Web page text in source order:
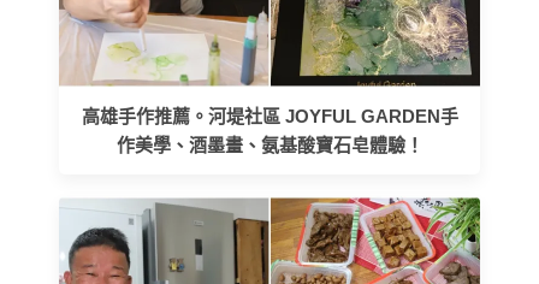
高雄手作推薦。河堤社區 JOYFUL GARDEN手
作美學、酒墨畫、氨基酸寶石皂體驗！